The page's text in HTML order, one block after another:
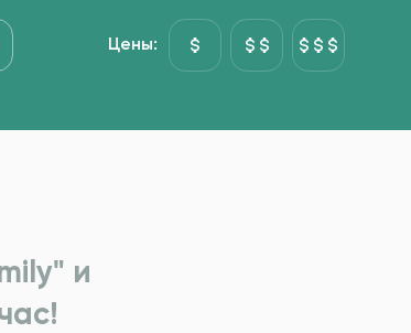
Основні страви Рыба&Море Гарниры
Цены:
и